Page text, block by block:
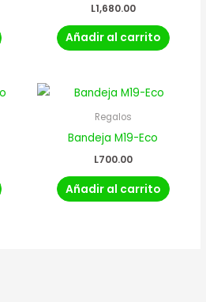
L1,680.00
Añadir al carrito
Regalos
Bandeja M19-Eco
L700.00
Añadir al carrito